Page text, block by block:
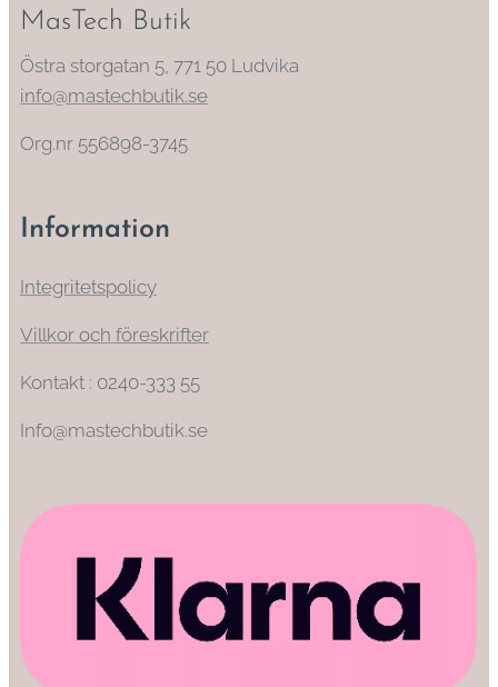
MasTech Butik
Östra storgatan 5, 771 50 Ludvika
info@mastechbutik.se
Org.nr 556898-3745
Information
Integritetspolicy
Villkor och föreskrifter
Kontakt : 0240-333 55
Info@mastechbutik.se